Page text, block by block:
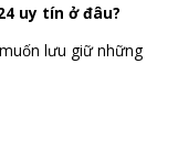
uy tín ở đâu?
lưu giữ những